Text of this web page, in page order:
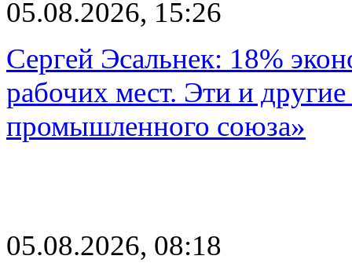
05.08.2026, 15:26
Сергей Эсальнек: 18%
рабочих мест. Эти и
промышленного союза»
05.08.2026, 08:18